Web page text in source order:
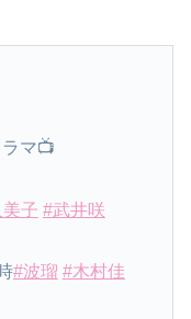
ラマ📺
子 #武井咲
#波瑠 #木村佳